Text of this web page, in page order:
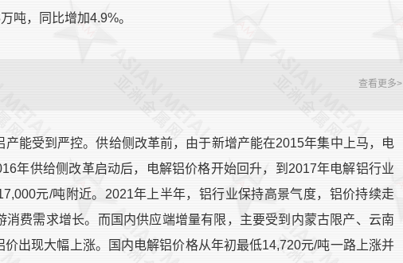
吨，同比增加4.9%。
查看更多>
能受到严控。供给侧改革前，由于新增产能在2015年集中上马，电
年供给侧改革启动后，电解铝价格开始回升，到2017年电解铝行业
元/吨附近。2021年上半年，铝行业保持高景气度，铝价持续走
费需求增长。而国内供应端增量有限，主要受到内蒙古限产、云南
出现大幅上涨。国内电解铝价格从年初最低14,720元/吨一路上涨并